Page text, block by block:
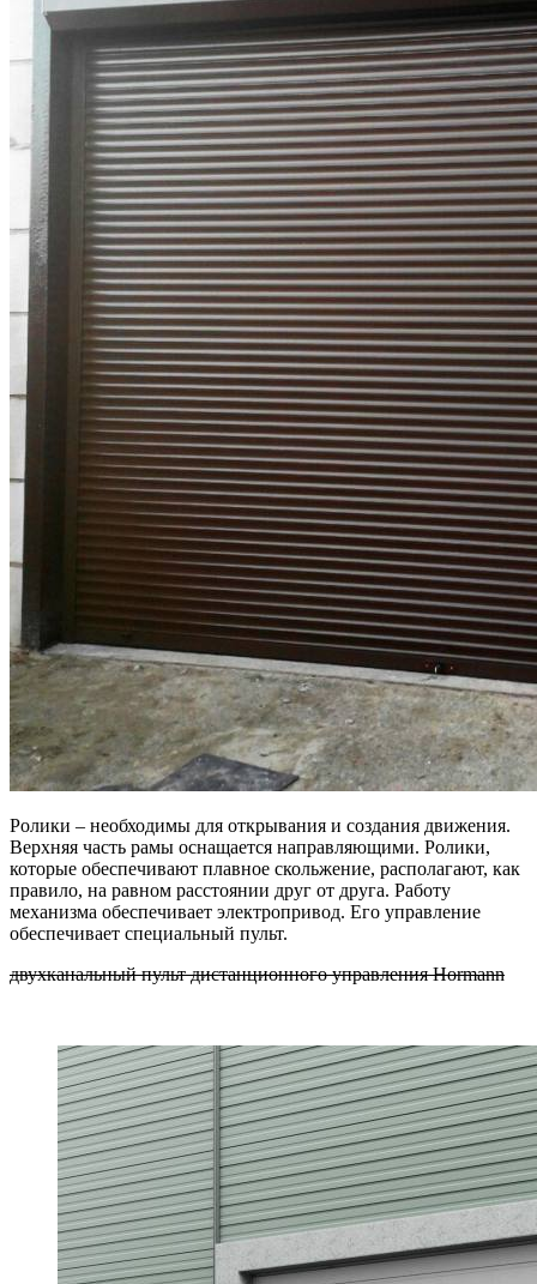
Ролики – необходимы для открывания и создания движения.
Верхняя часть рамы оснащается направляющими. Ролики,
которые обеспечивают плавное скольжение, располагают, как
правило, на равном расстоянии друг от друга. Работу
механизма обеспечивает электропривод. Его управление
обеспечивает специальный пульт.
двухканальный пульт дистанционного управления Hormann